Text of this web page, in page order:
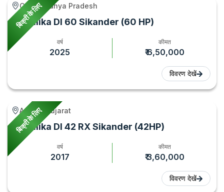
बिक्री के लिए
Gird, Madhya Pradesh
Sonalika DI 60 Sikander (60 HP)
वर्ष
2025
कीमत
₹ 6,50,000
विवरण देखें
बिक्री के लिए
Amreli, Gujarat
Sonalika DI 42 RX Sikander (42HP)
वर्ष
2017
कीमत
₹ 3,60,000
विवरण देखें